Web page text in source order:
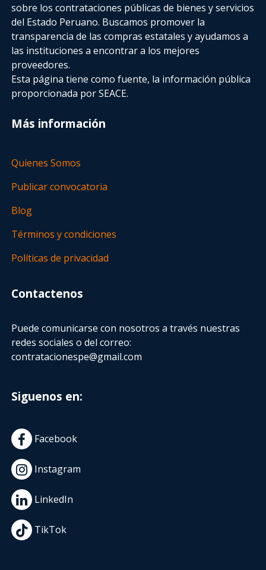
sobre los contrataciones públicas de bienes y servicios
del Estado Peruano. Buscamos promover la
transparencia de las compras estatalesy ayudamos a
las instituciones a encontrar a los mejores
proveedores.
Esta página tiene como fuente, la información pública
proporcionada por SEACE.
Más información
Quienes Somos
Publicar convocatoria
Blog
Términos y condiciones
Políticas de privacidad
Contactenos
Puede comunicarse con nosotros a través nuestras
redes sociales o del correo:
contratacionespe@gmail.com
Siguenos en:
Facebook
Instagram
LinkedIn
TikTok